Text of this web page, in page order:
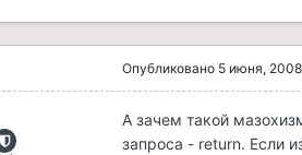
Опубликовано 5 июня, 2008
А зачем такой
запроса - return. Если